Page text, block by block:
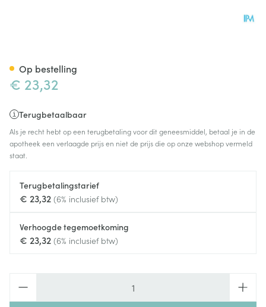
€ 23,32
Terugbetaalbaar
Als je recht hebt op een terugbetaling voor dit geneesmiddel, betaal je in de
apotheek een verlaagde prijs en niet de prijs die op onze webshop vermeld
staat.
Terugbetalingstarief
€ 23,32 (6% inclusief btw)
Verhoogde tegemoetkoming
€ 23,32 (6% inclusief btw)
Op bestelling